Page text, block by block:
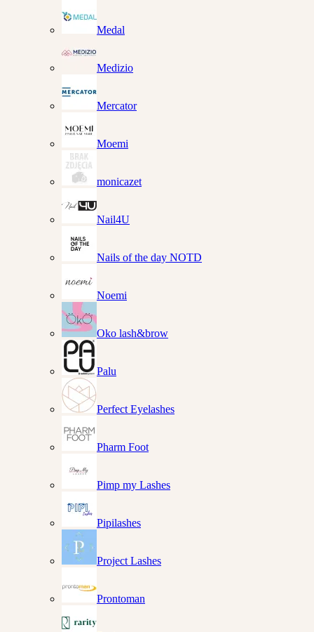
Medal
Medizio
Mercator
Moemi
monicazet
Nail4U
Nails of the day NOTD
Noemi
Oko lash&brow
Palu
Perfect Eyelashes
Pharm Foot
Pimp my Lashes
Pipilashes
Project Lashes
Prontoman